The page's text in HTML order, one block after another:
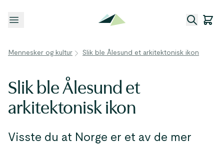
Åpne meny
Mennesker og kultur Slik ble Ålesund et arkitektonisk ikon
Slik ble Ålesund et
arkitektonisk ikon
Visste du at Norge er et av de mer